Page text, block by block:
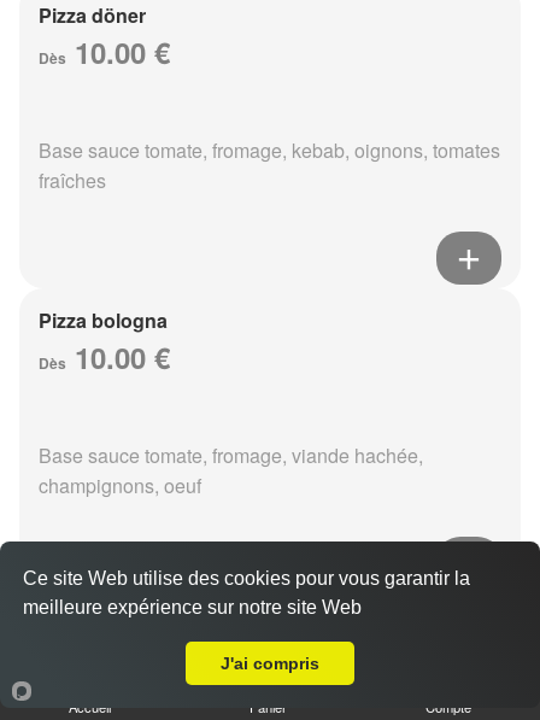
Pizza döner
Dès 10.00 €
Base sauce tomate, fromage, kebab, oignons, tomates
fraîches
Pizza bologna
Dès 10.00 €
Base sauce tomate, fromage, viande hachée,
champignons, oeuf
Pizza fruits de mer
Accueil Panier Compte
Ce site Web utilise des cookies pour vous garantir la
meilleure expérience sur notre site Web
J'ai compris